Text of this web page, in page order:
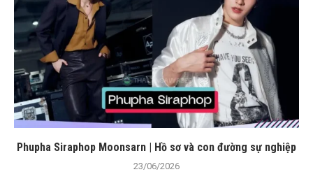
Phupha Siraphop Moonsarn | Hồ sơ và con đường sự nghiệp
23/06/2026